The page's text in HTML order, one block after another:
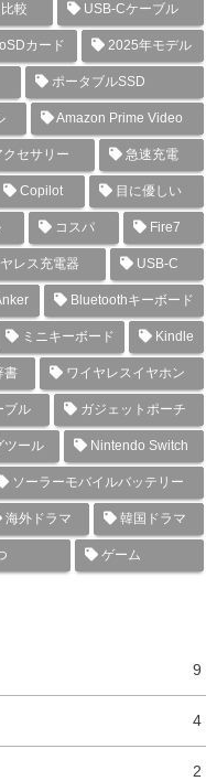
較 USB-Cケーブル
カード 2025年モデル
ポータブルSSD
Amazon Prime Video
セサリー 急速充電
Copilot 目に優しい
コスパ Fire7
レス充電器 USB-C
Bluetoothキーボード
ミニキーボード Kindle
書 ワイヤレスイヤホン
ブル ガジェットポーチ
ツール Nintendo Switch
ソーラーモバイルバッテリー
海外ドラマ 韓国ドラマ
ゲーム
9
4
2